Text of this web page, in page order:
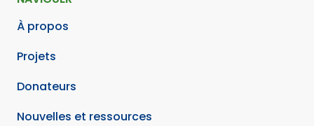
À propos
Projets
Donateurs
Nouvelles et ressources